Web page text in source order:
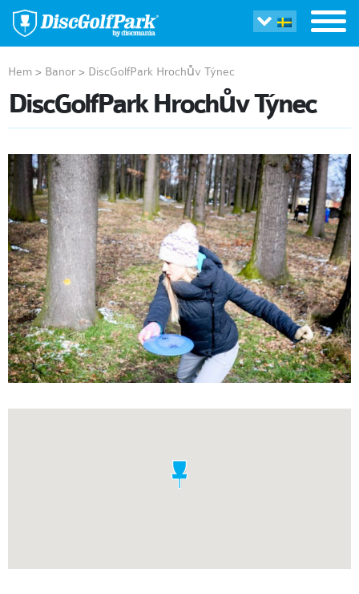
Hem > Banor > DiscGolfPark Hrochův Týnec
DiscGolfPark Hrochův Týnec